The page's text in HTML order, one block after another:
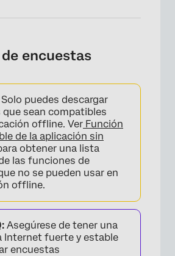
×
encuestas
Solo puedes descargar
sean compatibles
offline. Ver Función
de la aplicación sin
obtener una lista
las funciones de
no se pueden usar en
offline.
Asegúrese de tener una
Internet fuerte y estable
encuestas